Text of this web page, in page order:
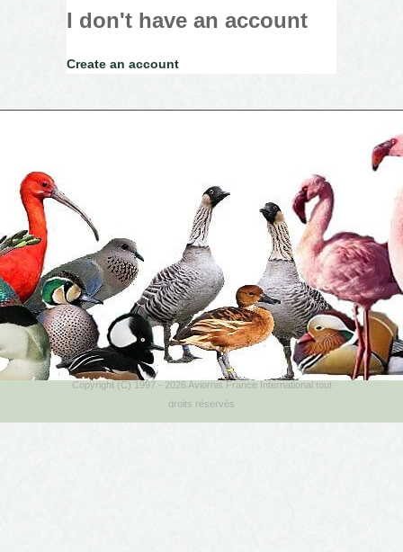
I don't have an account
Create an account
Copyright (C) 1997 - 2026 Aviornis France International tout
droits réservés